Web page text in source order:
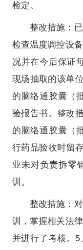
检定。
整改措施：
检查温度调控设
况并在今后保证
现场抽取的该单
的脑络通胶囊（
验报告书。整改
的脑络通胶囊（
行药品验收时留
业未对负责拆零
训。
整改措施：
训，掌握相关法
并进行了考核。